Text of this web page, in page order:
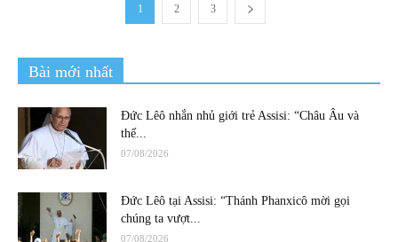
1 2 3
Bài mới nhất
Đức Lêô nhắn nhủ giới trẻ Assisi: “Châu Âu và
thế...
07/08/2026
Đức Lêô tại Assisi: “Thánh Phanxicô mời gọi
chúng ta vượt...
07/08/2026